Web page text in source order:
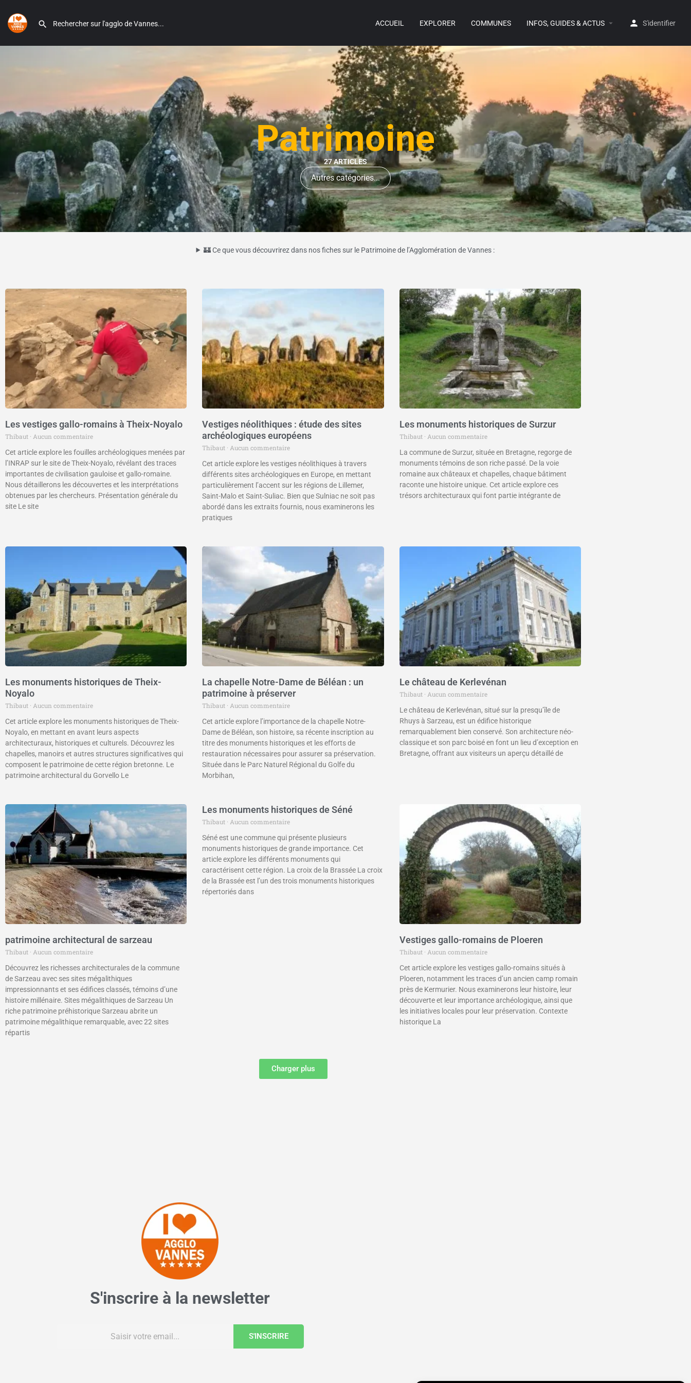
ACCUEIL EXPLORER COMMUNES INFOS, GUIDES & ACTUS S'identifier
Patrimoine
27 ARTICLES
Autres catégories...
🏰 Ce que vous découvrirez dans nos fiches sur le Patrimoine de l’Agglomération de Vannes :
Les vestiges gallo-romains à Theix-Noyalo
Thibaut
Aucun commentaire
Cet article explore les fouilles archéologiques menées par
l’INRAP sur le site de Theix-Noyalo, révélant des traces
importantes de civilisation gauloise et gallo-romaine.
Nous détaillerons les découvertes et les interprétations
obtenues par les chercheurs. Présentation générale du
site Le site
Vestiges néolithiques : étude des sites
archéologiques européens
Thibaut
Aucun commentaire
Cet article explore les vestiges néolithiques à travers
différents sites archéologiques en Europe, en mettant
particulièrement l’accent sur les régions de Lillemer,
Saint-Malo et Saint-Suliac. Bien que Sulniac ne soit pas
abordé dans les extraits fournis, nous examinerons les
pratiques
Les monuments historiques de Surzur
Thibaut
Aucun commentaire
La commune de Surzur, située en Bretagne, regorge de
monuments témoins de son riche passé. De la voie
romaine aux châteaux et chapelles, chaque bâtiment
raconte une histoire unique. Cet article explore ces
trésors architecturaux qui font partie intégrante de
Les monuments historiques de Theix-
Noyalo
Thibaut
Aucun commentaire
Cet article explore les monuments historiques de Theix-
Noyalo, en mettant en avant leurs aspects
architecturaux, historiques et culturels. Découvrez les
chapelles, manoirs et autres structures significatives qui
composent le patrimoine de cette région bretonne. Le
patrimoine architectural du Gorvello Le
La chapelle Notre-Dame de Béléan : un
patrimoine à préserver
Thibaut
Aucun commentaire
Cet article explore l’importance de la chapelle Notre-
Dame de Béléan, son histoire, sa récente inscription au
titre des monuments historiques et les efforts de
restauration nécessaires pour assurer sa préservation.
Située dans le Parc Naturel Régional du Golfe du
Morbihan,
Le château de Kerlevénan
Thibaut
Aucun commentaire
Le château de Kerlevénan, situé sur la presqu’île de
Rhuys à Sarzeau, est un édifice historique
remarquablement bien conservé. Son architecture néo-
classique et son parc boisé en font un lieu d’exception en
Bretagne, offrant aux visiteurs un aperçu détaillé de
patrimoine architectural de sarzeau
Thibaut
Aucun commentaire
Découvrez les richesses architecturales de la commune
de Sarzeau avec ses sites mégalithiques
impressionnants et ses édifices classés, témoins d’une
histoire millénaire. Sites mégalithiques de Sarzeau Un
riche patrimoine préhistorique Sarzeau abrite un
patrimoine mégalithique remarquable, avec 22 sites
répartis
Les monuments historiques de Séné
Thibaut
Aucun commentaire
Séné est une commune qui présente plusieurs
monuments historiques de grande importance. Cet
article explore les différents monuments qui
caractérisent cette région. La croix de la Brassée La croix
de la Brassée est l’un des trois monuments historiques
répertoriés dans
Vestiges gallo-romains de Ploeren
Thibaut
Aucun commentaire
Cet article explore les vestiges gallo-romains situés à
Ploeren, notamment les traces d’un ancien camp romain
près de Kermurier. Nous examinerons leur histoire, leur
découverte et leur importance archéologique, ainsi que
les initiatives locales pour leur préservation. Contexte
historique La
Charger plus
S'inscrire à la newsletter
S'INSCRIRE